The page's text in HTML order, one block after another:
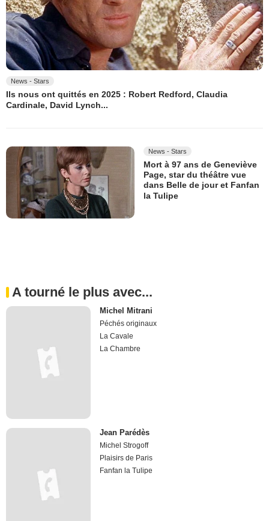
News - Stars
Ils nous ont quittés en 2025 : Robert Redford, Claudia
Cardinale, David Lynch...
News - Stars
Mort à 97 ans de Geneviève
Page, star du théâtre vue
dans Belle de jour et Fanfan
la Tulipe
A tourné le plus avec...
Michel Mitrani
Péchés originaux
La Cavale
La Chambre
Jean Parédès
Michel Strogoff
Plaisirs de Paris
Fanfan la Tulipe